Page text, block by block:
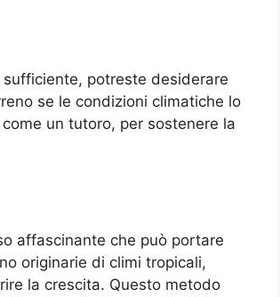
potreste desiderare
se le condizioni climatiche lo
un tutoro, per sostenere la
affascinante che può portare
originarie di climi tropicali,
la crescita. Questo metodo